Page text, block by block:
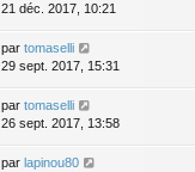
21 déc. 2017, 10:21
par tomaselli
29 sept. 2017, 15:31
par tomaselli
26 sept. 2017, 13:58
par lapinou80